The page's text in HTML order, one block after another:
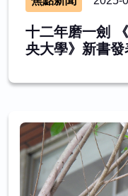
十二年磨一劍 《邁進——周景揚校長與中
央大學》新書發